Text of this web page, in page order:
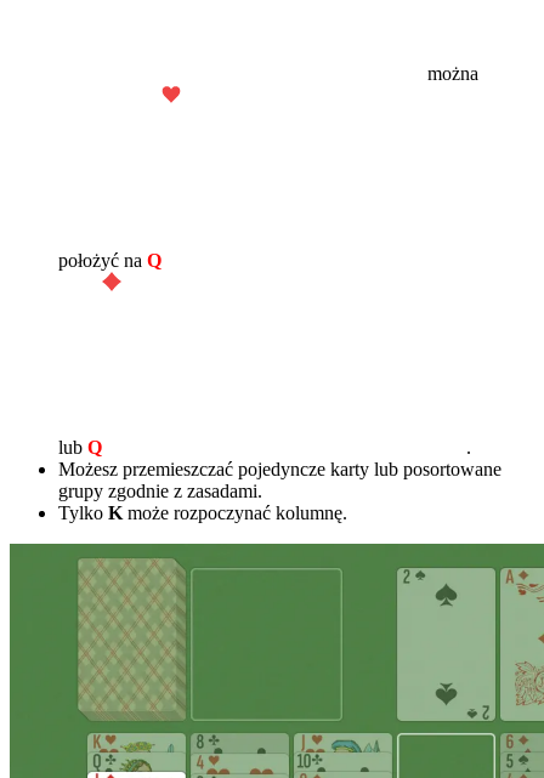
można
położyć na Q
lub Q
.
Możesz przemieszczać pojedyncze karty lub posortowane
grupy zgodnie z zasadami.
Tylko K może rozpoczynać kolumnę.